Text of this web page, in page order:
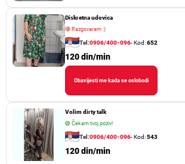
Diskretna udovica
🔴Razgovaram :)
Tel:0906/400-096- Kod:652
120 din/min
Obavijesti me kada se oslobodi
Volim dirty talk
🟢 Čekam tvoj poziv!
Tel:0906/400-096- Kod:543
120 din/min